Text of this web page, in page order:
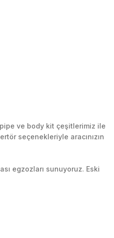
ve body kit çeşitlerimiz ile
seçenekleriyle aracınızın
egzozları sunuyoruz. Eski
gerçekleştiriyoruz.